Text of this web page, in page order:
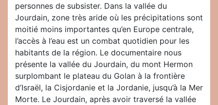
personnes de subsister. Dans la vallée du
Jourdain, zone très aride où les précipitations sont
moitié moins importantes qu’en Europe centrale,
l’accès à l’eau est un combat quotidien pour les
habitants de la région. Le documentaire nous
présente la vallée du Jourdain, du mont Hermon
surplombant le plateau du Golan à la frontière
d’Israël, la Cisjordanie et la Jordanie, jusqu’à la Mer
Morte. Le Jourdain, après avoir traversé la vallée